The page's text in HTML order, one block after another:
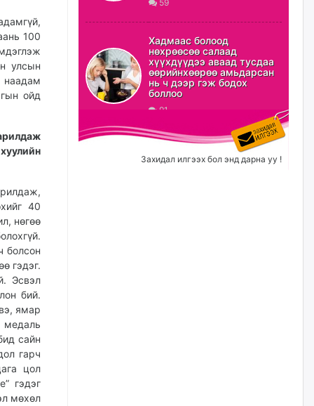
100
улсын
наадам
ойд
40
нөгөө
болсон
гэдэг.
Эсвэл
бий.
ямар
медаль
сайн
гарч
цол
гэдэг
мөхөл
ХЗДХ-ын сайд С.Амарсайхан:
Авлигаар авсан хөрөнгийг
хурааж, нийгмийн сайн
сайхны хөгжилд зориулах
бөгөөд үүнийг хэд хэдэн эрх
бүхий байгууллагаас санал авна
өчигдѳр
Шатахууныг олдож байгаа
газраас нь л авч байна. Үнэ
тарифаас илүү хангамж дээр
анхаарч байна
59
Хадмаас болоод
нөхрөөсөө салаад
хүүхдүүдээ аваад тусдаа
өөрийнхөөрөө амьдарсан
нь ч дээр гэж бодох
боллоо
91
Захидал илгээх бол энд дарна уу !